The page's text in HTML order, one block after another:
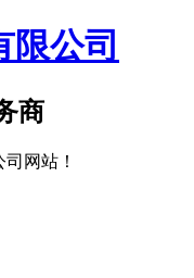
商
网站！